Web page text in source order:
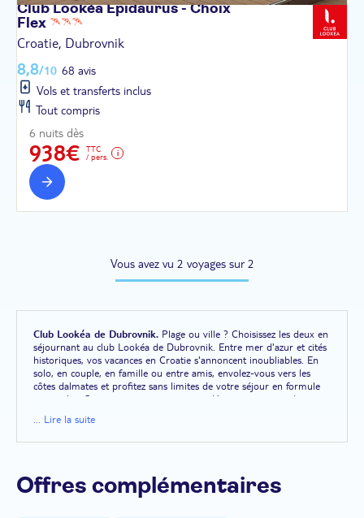
Club Lookéa Epidaurus - Choix
Flex
Croatie, Dubrovnik
8,8/10 68 avis
Vols et transferts inclus
Tout compris
6 nuits dès
938€
TTC
/ pers.
Vous avez vu 2 voyages sur 2
Club Lookéa de Dubrovnik. Plage ou ville ? Choisissez les deux en
séjournant au club Lookéa de Dubrovnik. Entre mer d'azur et cités
historiques, vos vacances en Croatie s'annoncent inoubliables. En
solo, en couple, en famille ou entre amis, envolez-vous vers les
côtes dalmates et profitez sans limites de votre séjour en formule
tout inclus. Sport, animations, visites et détente vous attendent
Explorez les côtes en kayak. Sillonnez les mers en catamaran.
endroits du sud de la Croatie à votre rythme. Lorsque sonne
l'heure du farniente au bord de la piscine, détendez-vous, le club
... Lire la suite
Offres complémentaires